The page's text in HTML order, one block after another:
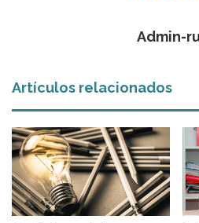
Admin-
Artículos relacionados